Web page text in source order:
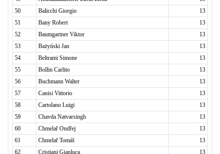
50
Balicchi Giorgio
13
51
Bany Robert
13
52
Baumgartner Viktor
13
53
Bażyński Jan
13
54
Beltrami Simone
13
55
Bollin Carlito
13
56
Buchmann Walter
13
57
Canisi Vittorio
13
58
Cartolano Luigi
13
59
Chavda Natvarsingh
13
60
Chmelař Ondřej
13
61
Chmelař Tomáš
13
62
Cristiani Gianluca
13